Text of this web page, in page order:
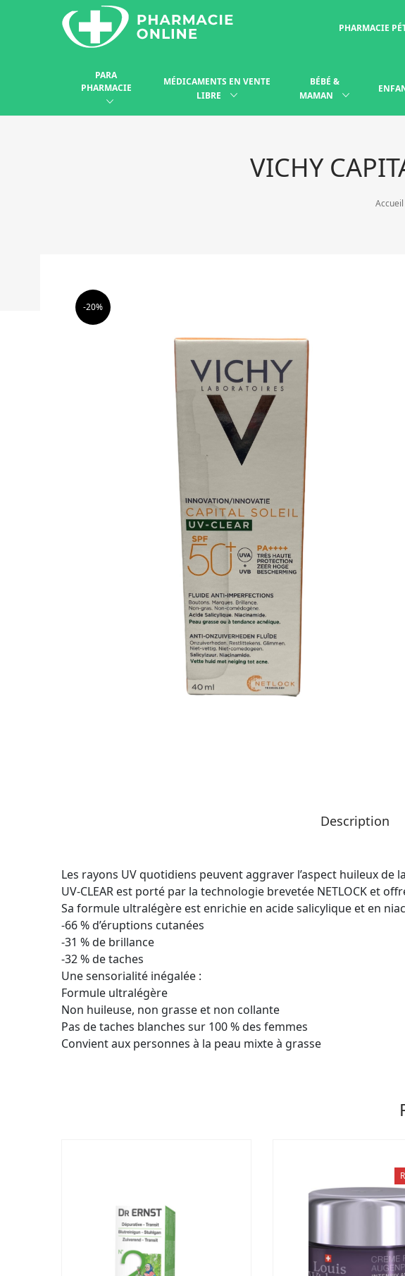
PHARMACIE
PARA
PHARMACIE
MÉDICAMENTS EN VENTE
LIBRE
BÉBÉ &
MAMAN
VICHY
Accueil
-20%
Description
Les rayons UV quotidiens peuvent aggraver l’aspect huileux de
UV-CLEAR est porté par la technologie brevetée NETLOCK et
Sa formule ultralégère est enrichie en acide salicylique et en
-66 % d’éruptions cutanées
-31 % de brillance
-32 % de taches
Une sensorialité inégalée :
Formule ultralégère
Non huileuse, non grasse et non collante
Pas de taches blanches sur 100 % des femmes
Convient aux personnes à la peau mixte à grasse